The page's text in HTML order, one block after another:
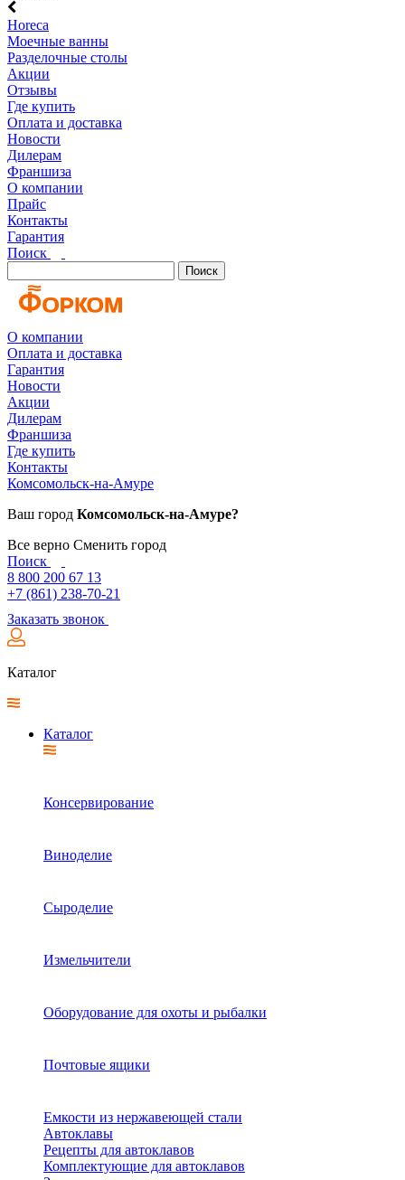
Horeca
Моечные ванны
Разделочные столы
Акции
Отзывы
Где купить
Оплата и доставка
Новости
Дилерам
Франшиза
О компании
Прайс
Контакты
Гарантия
Поиск
Поиск
О компании
Оплата и доставка
Гарантия
Новости
Акции
Дилерам
Франшиза
Где купить
Контакты
Комсомольск-на-Амуре
Ваш город Комсомольск-на-Амуре?
Все верно Сменить город
Поиск
8 800 200 67 13
+7 (861) 238-70-21
Заказать звонок
Каталог
Каталог
Консервирование
Виноделие
Сыроделие
Измельчители
Оборудование для охоты и рыбалки
Почтовые ящики
Емкости из нержавеющей стали
Автоклавы
Рецепты для автоклавов
Комплектующие для автоклавов